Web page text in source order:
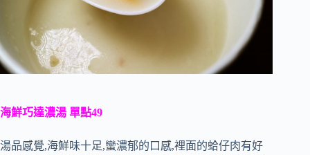
海鮮巧達濃湯 單點49
湯品感覺,海鮮味十足,蠻濃郁的口感,裡面的蛤仔肉有好